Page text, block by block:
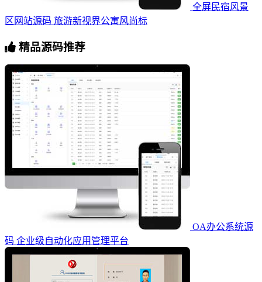
全屏民宿风景
区网站源码 旅游新视界公寓风尚标
精品源码推荐
OA办公系统源
码 企业级自动化应用管理平台